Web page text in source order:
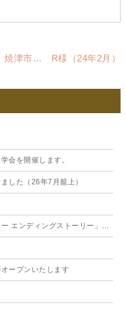
焼津市… R様（24年2月）
会を開催します。
した（26年7月籠上）
」に弊社スタッフが出演いたしました（26年6月）
ープンいたします